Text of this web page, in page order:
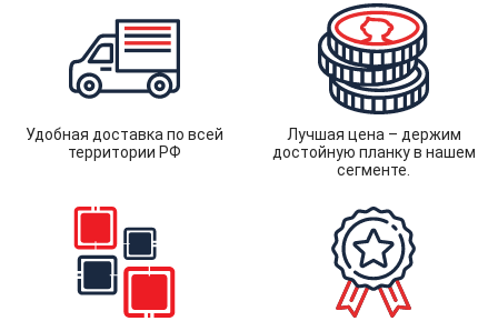
Удобная доставка по всей
территории РФ
Лучшая цена – держим
достойную планку в нашем
сегменте.